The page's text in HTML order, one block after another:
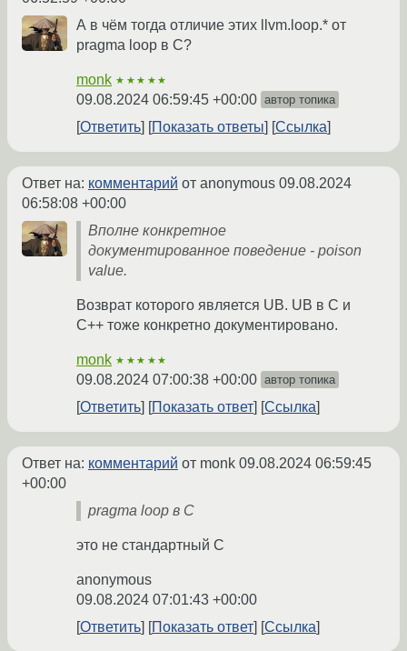
А в чём тогда отличие этих llvm.loop.* от
pragma loop в C?
monk ★★★★★
09.08.2024 06:59:45 +00:00 автор топика
Ответить Показать ответы Ссылка
Ответ на: комментарий от anonymous 09.08.2024
06:58:08 +00:00
Вполне конкретное
документированное поведение - poison
value.
Возврат которого является UB. UB в C и
C++ тоже конкретно документировано.
monk ★★★★★
09.08.2024 07:00:38 +00:00 автор топика
Ответить Показать ответ Ссылка
Ответ на: комментарий от monk 09.08.2024 06:59:45
+00:00
pragma loop в C
это не стандартный С
anonymous
09.08.2024 07:01:43 +00:00
Ответить
Показать ответ Ссылка